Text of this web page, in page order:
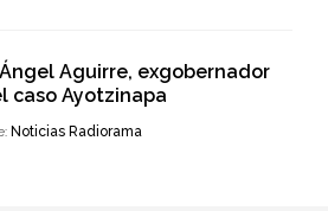
Aguirre, exgobernador
caso Ayotzinapa
Noticias Radiorama